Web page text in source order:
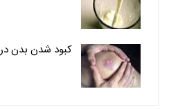
کبود شدن بدن